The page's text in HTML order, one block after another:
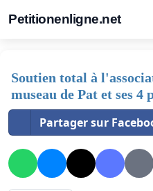
Petitionenligne.net
Soutien total à
museau de Pat et ses 4
Partager sur